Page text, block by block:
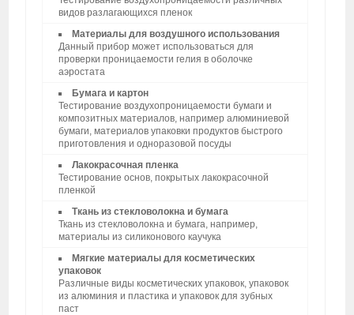
видов разлагающихся пленок
Материалы для воздушного использования
Данный прибор может использоваться для
проверки проницаемости гелия в оболочке
аэростата
Бумага и картон
Тестирование воздухопроницаемости бумаги и
композитных материалов, например алюминиевой
бумаги, материалов упаковки продуктов быстрого
приготовления и одноразовой посуды
Лакокрасочная пленка
Тестирование основ, покрытых лакокрасочной
пленкой
Ткань из стекловолокна и бумага
Ткань из стекловолокна и бумага, например,
материалы из силиконового каучука
Мягкие материалы для косметических
упаковок
Различные виды косметических упаковок, упаковок
из алюминия и пластика и упаковок для зубных
паст